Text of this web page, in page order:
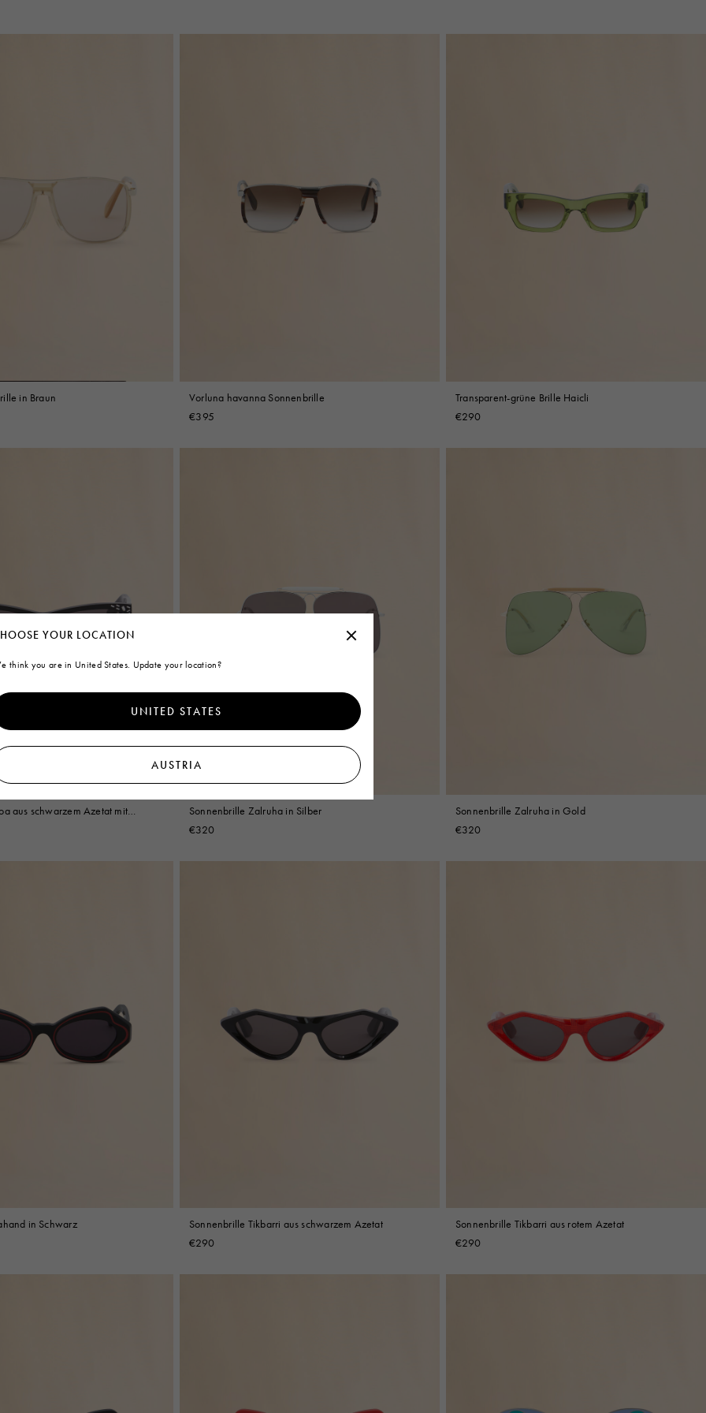
in Braun
Vorluna havanna Sonnenbrille
€395
Transparent-grüne Brille Haicli
€290
aus schwarzem Azetat mit
Sonnenbrille Zalruha in Silber
€320
Sonnenbrille Zalruha in Gold
€320
in Schwarz
Sonnenbrille Tikbarri aus schwarzem Azetat
€290
Sonnenbrille Tikbarri aus rotem Azetat
€290
YOUR LOCATION
think you are in United States. Update your location?
UNITED STATES
AUSTRIA